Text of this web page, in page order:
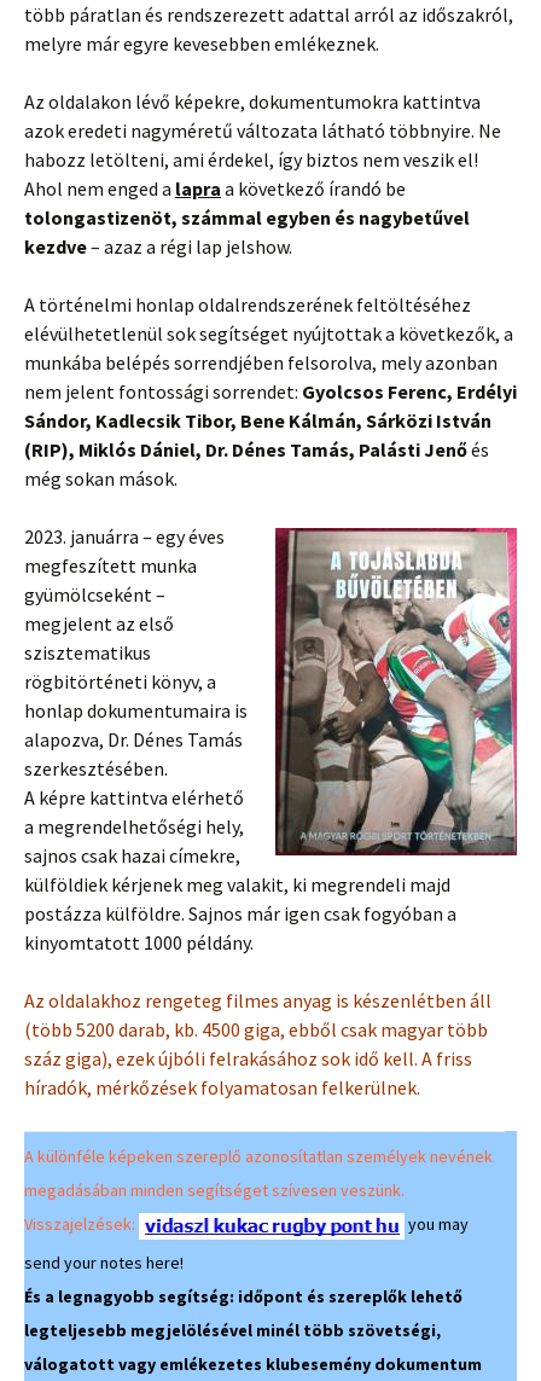
több páratlan és rendszerezett adattal arról az időszakról,
melyre már egyre kevesebben emlékeznek.
Az oldalakon lévő képekre, dokumentumokra kattintva
azok eredeti nagyméretű változata látható többnyire. Ne
habozz letölteni, ami érdekel, így biztos nem veszik el!
Ahol nem enged a lapra a következő írandó be
tolongastizenöt, számmal egyben és nagybetűvel
kezdve– azaz a régi lap jelshow.
A történelmi honlap oldalrendszerének feltöltéséhez
elévülhetetlenül sok segítséget nyújtottak a következők, a
munkába belépés sorrendjében felsorolva, mely azonban
nem jelent fontossági sorrendet: Gyolcsos Ferenc, Erdélyi
Sándor, Kadlecsik Tibor, Bene Kálmán, Sárközi István
(RIP), Miklós Dániel, Dr. Dénes Tamás, Palásti Jenőés
még sokan mások.
2023. januárra – egy éves
megfeszített munka
gyümölcseként –
megjelent az első
szisztematikus
rögbitörténeti könyv, a
honlap dokumentumaira is
alapozva, Dr. Dénes Tamás
szerkesztésében.
A képre kattintva elérhető
a megrendelhetőségi hely,
sajnos csak hazai címekre,
külföldiek kérjenek meg valakit, ki megrendeli majd
postázza külföldre. Sajnos már igen csak fogyóban a
kinyomtatott 1000 példány.
Az oldalakhoz rengeteg filmes anyag is készenlétben áll
(több 5200 darab, kb. 4500 giga, ebből csak magyar több
száz giga), ezek újbóli felrakásához sok idő kell. A friss
híradók, mérkőzések folyamatosan felkerülnek.
A különféle képeken szereplő azonosítatlan személyek nevének
megadásában minden segítséget szívesen veszünk.
Visszajelzések:
you may
send your notes here!
És a legnagyobb segítség: időpont és szereplők lehető
legteljesebb megjelölésével minél több szövetségi,
válogatott vagy emlékezetes klubesemény dokumentum